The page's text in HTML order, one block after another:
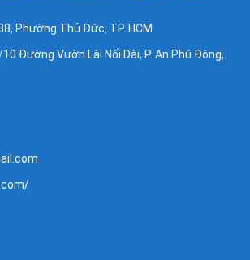
Phường Thủ Đức, TP. HCM
Đường Vườn Lài Nối Dài, P. An Phú Đông,